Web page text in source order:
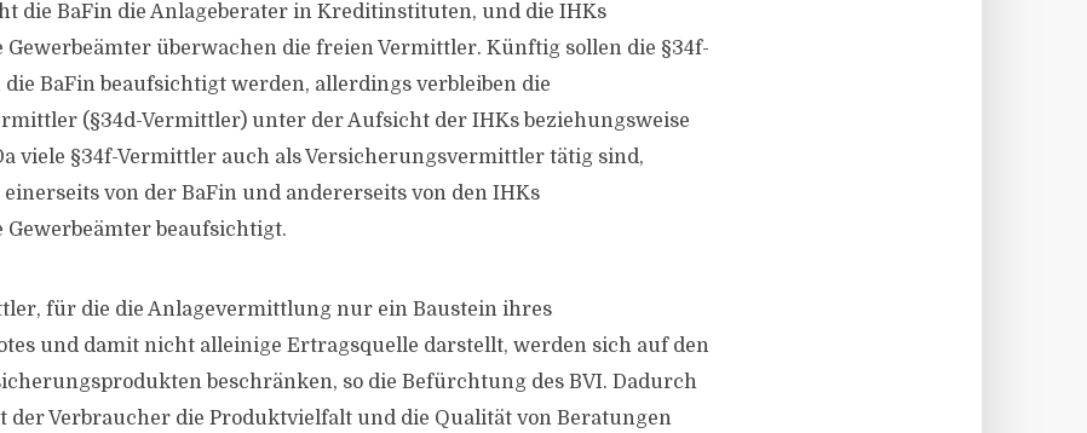
die BaFin die Anlageberater in Kreditinstituten, und die IHKs
Gewerbeämter überwachen die freien Vermittler. Künftig sollen die §34f-
BaFin beaufsichtigt werden, allerdings verbleiben die
(§34d-Vermittler) unter der Aufsicht der IHKs beziehungsweise
viele §34f-Vermittler auch als Versicherungsvermittler tätig sind,
von der BaFin und andererseits von den IHKs
Gewerbeämter beaufsichtigt.
für die die Anlagevermittlung nur ein Baustein ihres
und damit nicht alleinige Ertragsquelle darstellt, werden sich auf den
beschränken, so die Befürchtung des BVI. Dadurch
der Verbraucher die Produktvielfalt und die Qualität von Beratungen